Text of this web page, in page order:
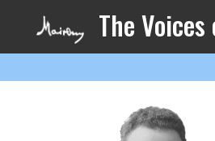
The